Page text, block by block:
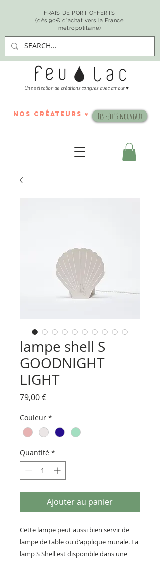
Une sélection de créations conçues avec amour♥
FRAIS DE PORT OFFERTS
(dès 90€ d'achat vers la France
métropolitaine)
nos créateurs ♥ Les petits nouveaux
lampe shell S
GOODNIGHT
LIGHT
79,00 €Prix
Couleur *
Quantité *
Ajouter au panier
Cette lampe peut aussi bien servir de
lampe de table ou d'applique murale. La
lamp S Shell est disponible dans une